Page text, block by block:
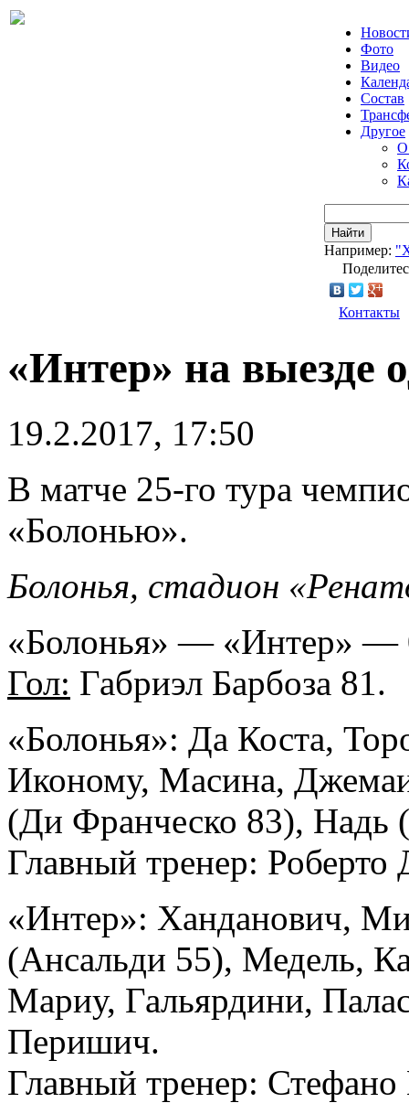
Фото
Видео
Состав
Другое
О
Найти
Например:
Контакты
«Интер» на выезде
19.2.2017, 17:50
В матче 25-го тура
«Болонью».
Болонья, стадион
«Болонья» — «Интер» —
Гол: Габриэл Барбоза 81.
«Болонья»: Да Коста,
Иконому, Масина,
(Ди Франческо 83), Надь
Главный тренер: Роберто
«Интер»: Ханданович,
(Ансальди 55), Медель,
Мариу, Гальярдини,
Перишич.
Главный тренер: